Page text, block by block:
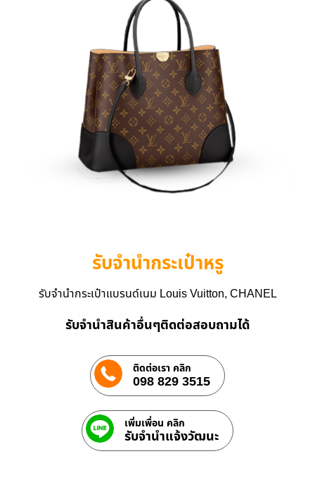
รับจำนำกระเป๋าหรู
รับจำนำกระเป๋าแบรนด์เนม Louis Vuitton, CHANEL
รับจำนำสินค้าอื่นๆติดต่อสอบถามได้
ติดต่อเรา คลิก
098 829 3515
เพิ่มเพื่อน คลิก
รับจํานําแจ้งวัฒนะ